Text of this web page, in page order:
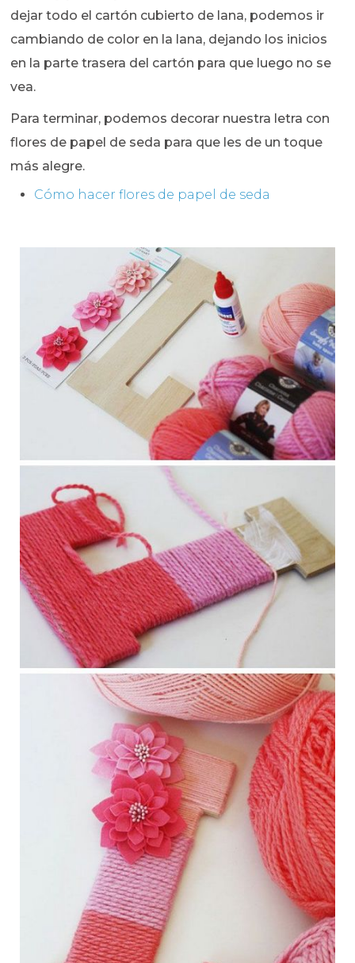
dejar todo el cartón cubierto de lana, podemos ir
cambiando de color en la lana, dejando los inicios
en la parte trasera del cartón para que luego no se
vea.
Para terminar, podemos decorar nuestra letra con
flores de papel de seda para que les de un toque
más alegre.
Cómo hacer flores de papel de seda